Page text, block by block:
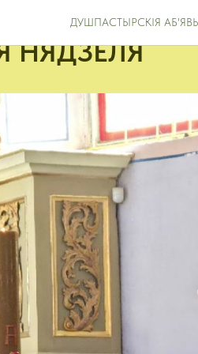
ДУШПАСТЫРСКІЯ
аб’явы
НЯДЗЕЛЯ